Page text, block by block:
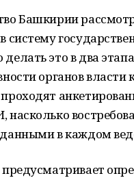
Башкирии
систему
это в два
органов
в каждом